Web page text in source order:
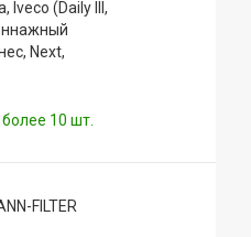
Iveco (Daily III,
Next,
10 шт.
FILTER